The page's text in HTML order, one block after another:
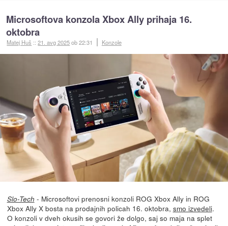
Microsoftova konzola Xbox Ally prihaja 16.
oktobra
Matej Huš ::21. avg 2025ob 22:31 Konzole
Slo-Tech - Microsoftovi prenosni konzoli ROG Xbox Ally in ROG
Xbox Ally X bosta na prodajnih policah 16. oktobra, smo izvedeli.
O konzoli v dveh okusih se govori že dolgo, saj so maja na splet